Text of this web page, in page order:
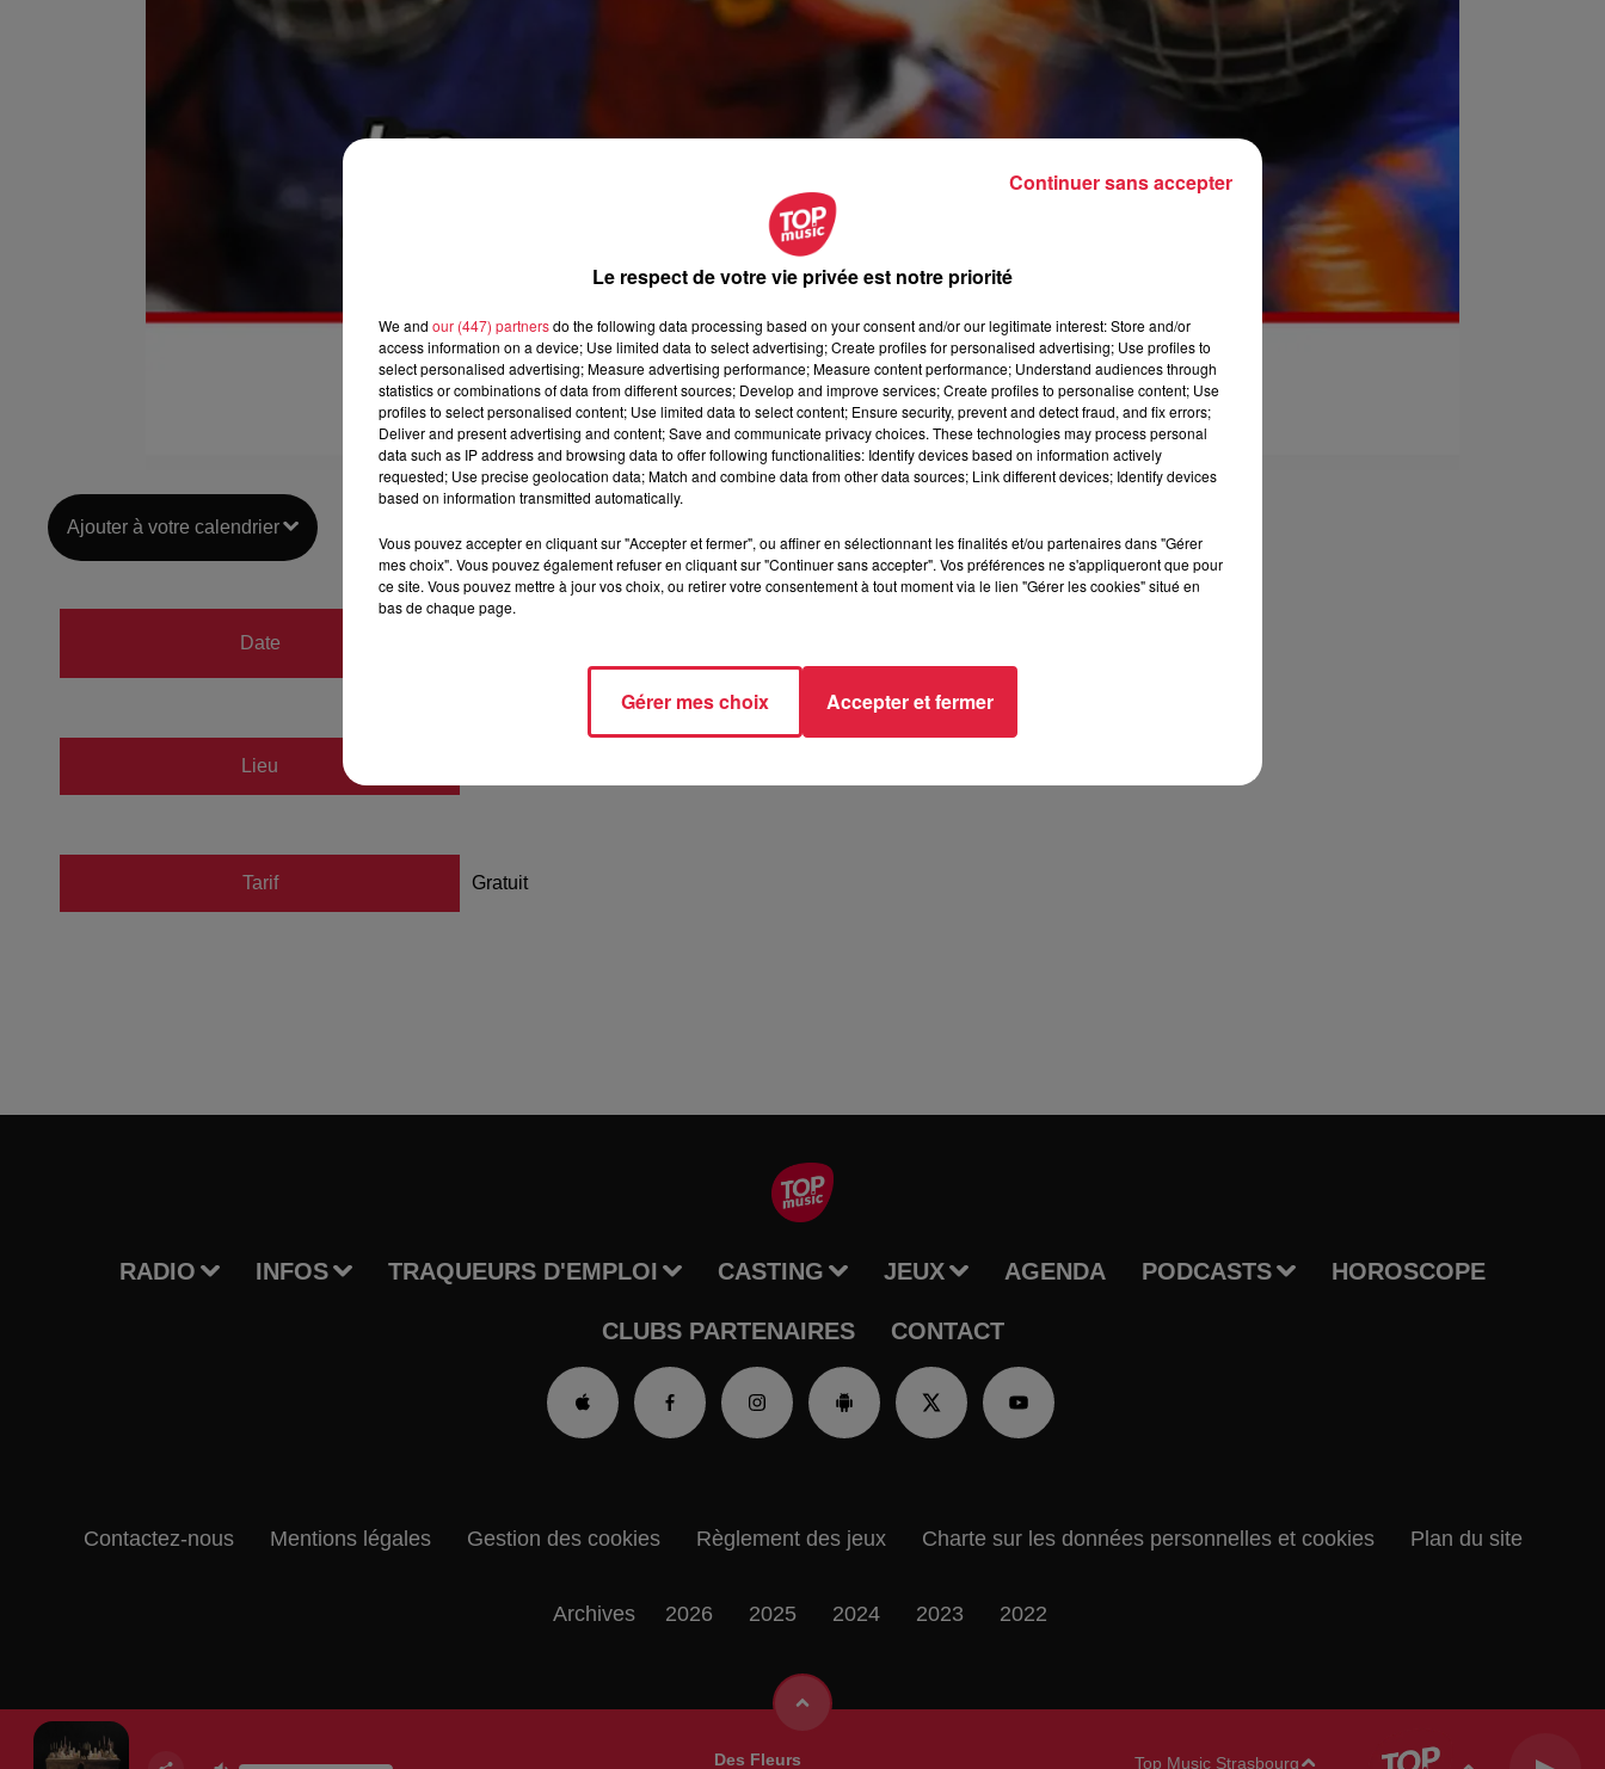
Ajouter à votre calendrier
Date
du16 novembre 2019 à 0h00
16 novembre 2019 à 0h00
Lieu
Tarif Gratuit
RADIO INFOS TRAQUEURS D'EMPLOI CASTING JEUX AGENDA PODCASTS HOROSCOPE
CLUBS PARTENAIRES CONTACT
Des Fleurs Top Music Strasbourg
Contactez-nous Mentions légales Gestion des cookies Règlement des jeux Charte sur les données personnelles et cookies Plan du site
Archives 2026 2025 2024 2023 2022
Le respect de votre vie privée est notre priorité
We and our (447) partnersdo the following data processing based on your consent and/or our legitimate interest: Store and/or
access information on a device; Use limited data to select advertising; Create profiles for personalised advertising; Use profiles to
select personalised advertising; Measure advertising performance; Measure content performance; Understand audiences through
statistics or combinations of data from different sources; Develop and improve services; Create profiles to personalise content; Use
profiles to select personalised content; Use limited data to select content; Ensure security, prevent and detect fraud, and fix errors;
Deliver and present advertising and content; Save and communicate privacy choices. These technologies may process personal
data such as IP address and browsing data to offer following functionalities: Identify devices based on information actively
requested; Use precise geolocation data; Match and combine data from other data sources; Link different devices; Identify devices
based on information transmitted automatically.
Vous pouvez accepter en cliquant sur "Accepter et fermer", ou affiner en sélectionnant les finalités et/ou partenaires dans "Gérer
mes choix". Vous pouvez également refuser en cliquant sur "Continuer sans accepter". Vos préférences ne s'appliqueront que pour
ce site. Vous pouvez mettre à jour vos choix, ou retirer votre consentement à tout moment via le lien "Gérer les cookies" situé en
bas de chaque page.
Gérer mes choix Accepter et fermer
Continuer sans accepter